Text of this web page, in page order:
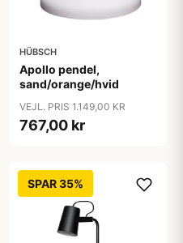
HÜBSCH
Apollo pendel,
sand/orange/hvid
VEJL. PRIS 1.149,00 KR
767,00 kr
SPAR 35%